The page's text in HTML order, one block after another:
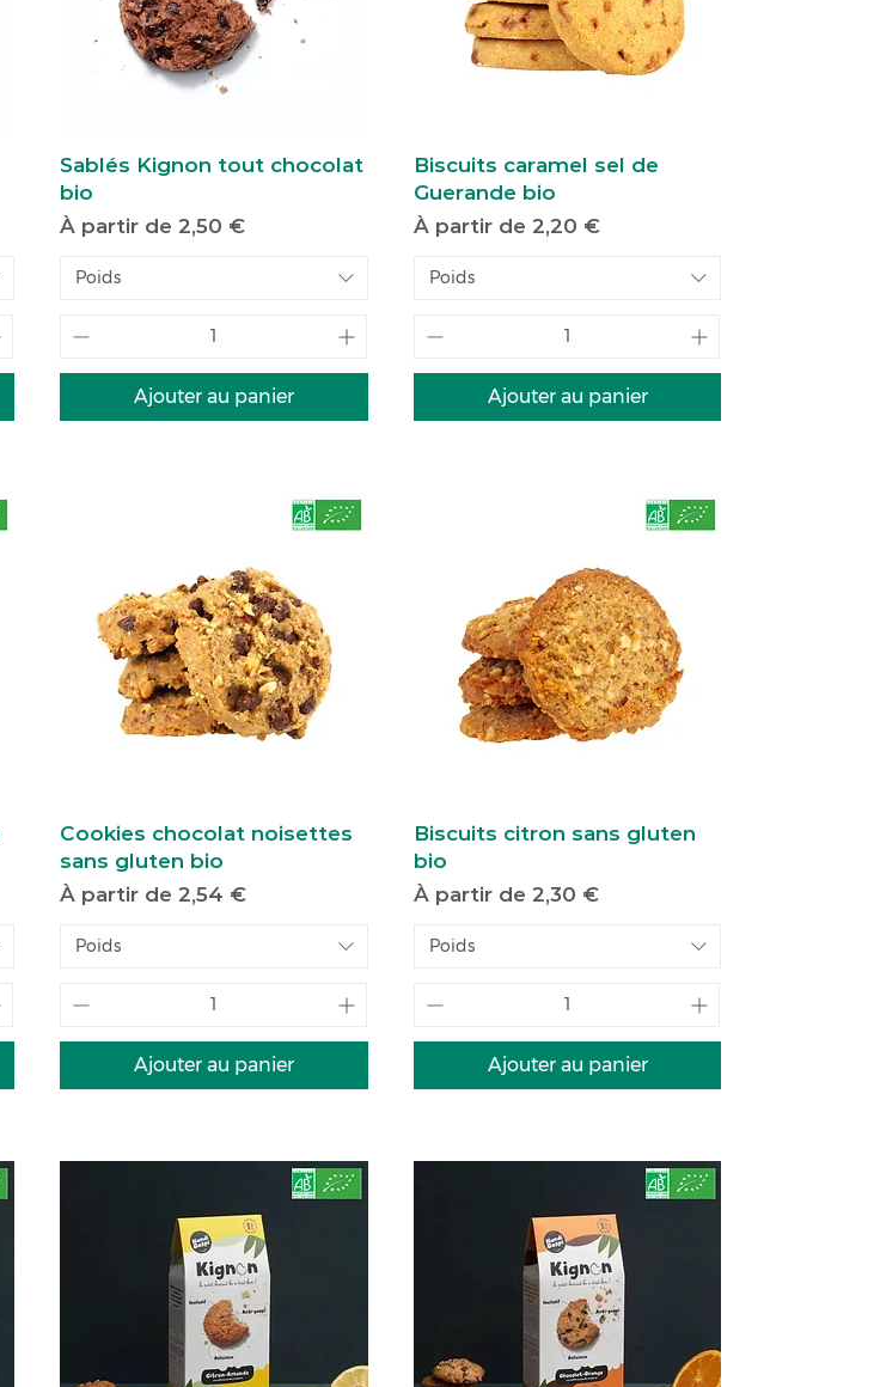
Sablés Kignon tout chocolat
bio
À partir de2,50 €
Prix promotionnel
Poids
Ajouter au panier
Biscuits caramel sel de
Guerande bio
À partir de 2,20 €
Prix promotionnel
Poids
Ajouter au panier
Cookies chocolat noisettes
sans gluten bio
À partir de2,54 €
Prix promotionnel
Poids
Ajouter au panier
Biscuits citron sans gluten
bio
À partir de 2,30 €
Prix promotionnel
Poids
Ajouter au panier